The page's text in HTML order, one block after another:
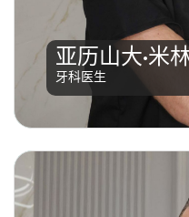
亚历山大·米
牙科医生
博士，1985年4月27日
（Gacko）的“佩罗·斯
Slijepčević）中学完成高
（Foča）医学院学习。
学位。